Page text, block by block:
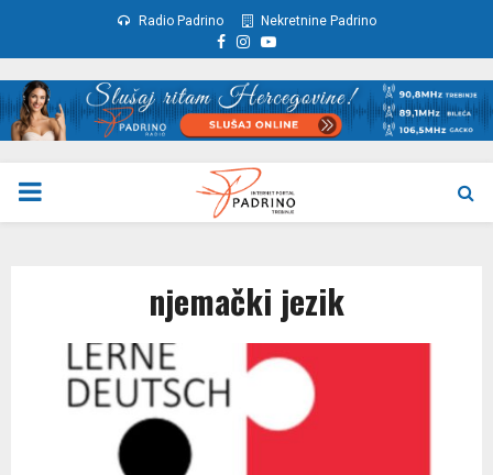
Radio Padrino Nekretnine Padrino
Facebook
Instagram
Youtube
PRIMARY
njemački jezik